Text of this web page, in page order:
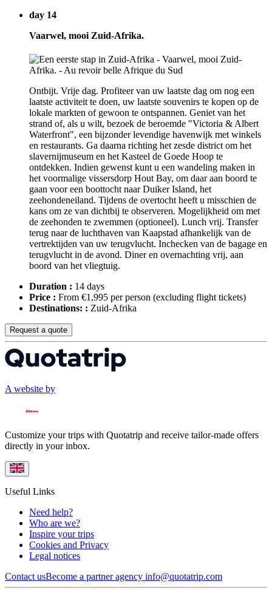
day 14
Vaarwel, mooi Zuid-Afrika.
Ontbijt. Vrije dag. Profiteer van uw laatste dag om nog een
laatste activiteit te doen, uw laatste souvenirs te kopen op de
lokale markten of gewoon te ontspannen. Geniet van het
strand of, als u wilt, bezoek de beroemde "Victoria & Albert
Waterfront", een bijzonder levendige havenwijk met winkels
en restaurants. Ga daarna richting het zesde district om het
slavernijmuseum en het Kasteel de Goede Hoop te
ontdekken. Indien gewenst kunt u een wandeling maken in
het voormalige vissersdorp Hout Bay, om daar aan boord te
gaan voor een boottocht naar Duiker Island, het
zeehondeneiland. Tijdens de overtocht heeft u misschien de
kans om ze van dichtbij te observeren. Mogelijkheid om met
de zeehonden te zwemmen (optioneel). Lunch vrij. Transfer
terug naar de luchthaven van Kaapstad afhankelijk van de
vertrektijden van uw terugvlucht. Inchecken van de bagage en
terugvlucht in de avond. Diner en overnachting vrij, aan
boord van het vliegtuig.
Duration : 14 days
Price : From €1,995 per person (excluding flight tickets)
Destinations: : Zuid-Afrika
Request a quote
A website by
Customize your trips with Quotatrip and receive tailor-made offers
directly in your inbox.
Useful Links
Need help?
Who are we?
Inspire your trips
Cookies and Privacy
Legal notices
Contact usBecome a partner agency info@quotatrip.com